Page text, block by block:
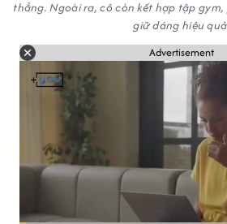
thẳng. Ngoài ra, cô còn kết hợp tập
giữ dáng hiệu
Advertisement